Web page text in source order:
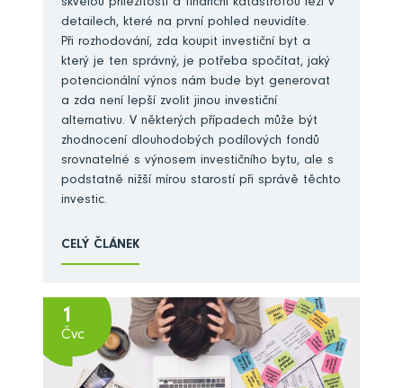
skvělou příležitostí a finanční katastrofou leží v
detailech, které na první pohled neuvidíte.
Při rozhodování, zda koupit investiční byt a
který je ten správný, je potřeba spočítat, jaký
potencionální výnos nám bude byt generovat
a zda není lepší zvolit jinou investiční
alternativu. V některých případech může být
zhodnocení dlouhodobých podílových fondů
srovnatelné s výnosem investičního bytu, ale s
podstatně nižší mírou starostí při správě těchto
investic.
CELÝ ČLÁNEK
1
Čvc